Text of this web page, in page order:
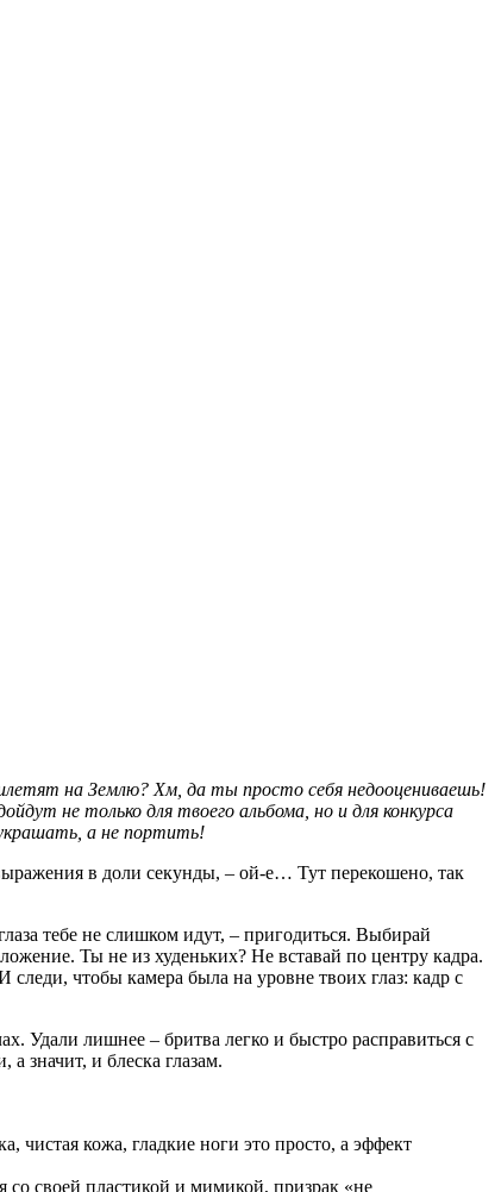
на Землю? Хм, да ты просто себя недооцениваешь!
не только для твоего альбома, но и для конкурса
а не портить!
в доли секунды, – ой-е… Тут перекошено, так
тебе не слишком идут, – пригодиться. Выбирай
Ты не из худеньких? Не вставай по центру кадра.
чтобы камера была на уровне твоих глаз: кадр с
Удали лишнее – бритва легко и быстро расправиться с
значит, и блеска глазам.
чистая кожа, гладкие ноги это просто, а эффект
своей пластикой и мимикой, призрак «не